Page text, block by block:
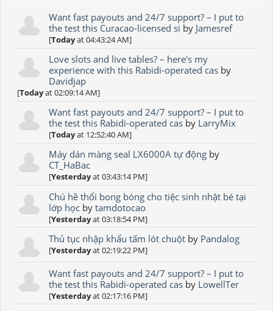
Want fast payouts and 24/7 support? – I put to
the test this Curacao-licensed si by Jamesref
[Todayat 04:43:24 AM]
Love slots and live tables? – here's my
experience with this Rabidi-operated cas by
Davidjap
[Todayat 02:09:14 AM]
Want fast payouts and 24/7 support? – I put to
the test this Rabidi-operated cas by LarryMix
[Todayat 12:52:40 AM]
Máy dán màng seal LX6000A tự động by
CT_HaBac
[Yesterdayat 03:43:14 PM]
Chú hề thổi bong bóng cho tiệc sinh nhật bé tại
lớp học bytamdotocao
[Yesterdayat 03:18:54 PM]
Thủ tục nhập khẩu tấm lót chuột by Pandalog
[Yesterdayat 02:19:22 PM]
Want fast payouts and 24/7 support? – I put to
the test this Rabidi-operated cas by LowellTer
[Yesterdayat 02:17:16 PM]